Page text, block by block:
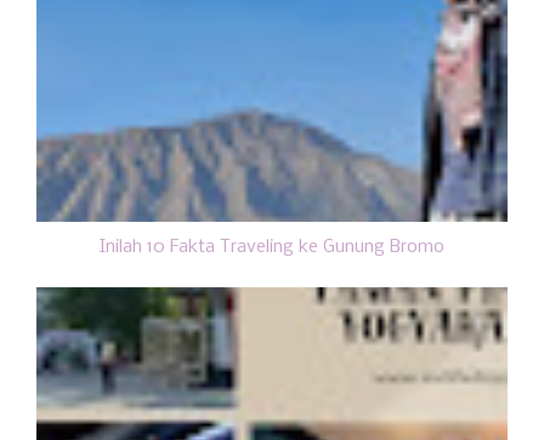
Inilah 10 Fakta Traveling ke Gunung Bromo